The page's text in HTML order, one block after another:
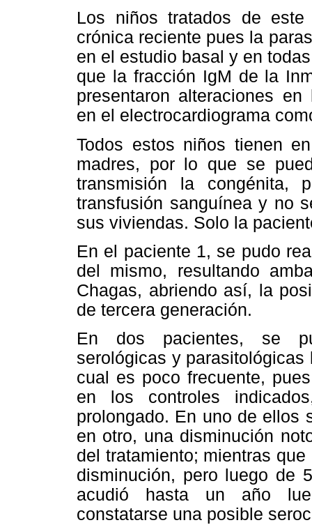
Los niños tratados de
crónica reciente pues la
en el estudio basal y en
que la fracción IgM de la
presentaron alteraciones
en el electrocardiograma
Todos estos niños tienen
madres, por lo que se
transmisión la congénita,
transfusión sanguínea y no
sus viviendas. Solo la
En el paciente 1, se pudo
del mismo, resultando
Chagas, abriendo así, la
de tercera generación.
En dos pacientes, se
serológicas y
cual es poco frecuente,
en los controles
prolongado. En uno de ellos
en otro, una disminución
del tratamiento; mientras
disminución, pero luego de
acudió hasta un año
constatarse una posible